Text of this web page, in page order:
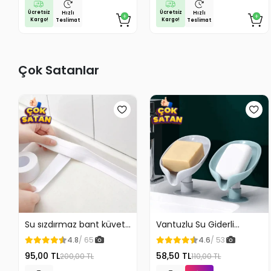
Ücretsiz
Kargo!
Hızlı
Teslimat
Ücretsiz
Kargo!
Hızlı
Teslimat
Çok Satanlar
Su sızdırmaz bant küvet
Tezgah tamir bandı
4.8/ 65
95,00 TL200,00 TL
Vantuzlu Su Giderli
Sabunluk Kaymaz
4.6/ 53
58,50 TL110,00 TL